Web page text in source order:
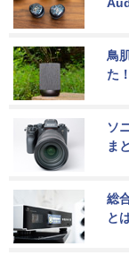
鳥
た！
ソ
ま
総
と